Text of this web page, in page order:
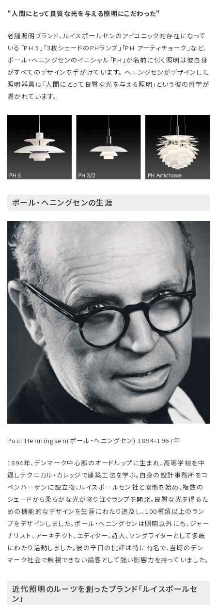
"人間にとって良質な光を与える照明にこだわった"
老舗照明ブランド、ルイスポールセンのアイコニック的存在になって
いる「PH 5」「3枚シェードのPHランプ」「PH アーティチョーク」など、
ポール・ヘニングセンのイニシャル「PH」が名前に付く照明は彼自身
がすべてのデザインを手がけています。 ヘニングセンがデザインした
照明器具は「人間にとって良質な光を与える照明」という彼の哲学が
貫かれています。
ポール・ヘニングセンの生涯
Poul Henningsen(ポール・ヘニングセン) 1894-1967年
1894年、デンマーク中心部のオードルップに生まれ、高等学校を中
退しテクニカル・カレッジで建築工法を学ぶ。自身の設計事務所をコ
ペンハーゲンに設立後、ルイスポールセン社と協働を始め、複数の
シェードから柔らかな光が降り注ぐランプを開発。良質な光を得るた
めの機能的なデザインを生涯にわたり追及し、100種類以上のラン
プをデザインしました。ポール・ヘニングセンは照明以外にも、ジャー
ナリスト、アーキテクト、エディター、詩人、ソングライターとして多岐
にわたり活動しました。彼の辛口の批評は特に有名で、当時のデン
マーク社会で無視できない論客として強い影響力を持っていました。
近代照明のルーツを創ったブランド「ルイスポールセ
ン」